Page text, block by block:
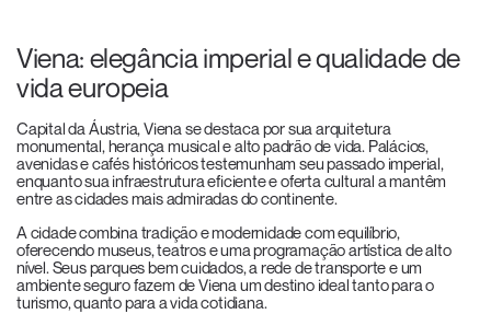
Viena: elegância imperial e qualidade de
vida europeia
Capital da Áustria, Viena se destaca por sua arquitetura
monumental, herança musical e alto padrão de vida. Palácios,
avenidas e cafés históricos testemunham seu passado imperial,
enquanto sua infraestrutura eficiente e oferta cultural a mantêm
entre as cidades mais admiradas do continente.
A cidade combina tradição e modernidade com equilíbrio,
oferecendo museus, teatros e uma programação artística de alto
nível. Seus parques bem cuidados, a rede de transporte e um
ambiente seguro fazem de Viena um destino ideal tanto para o
turismo, quanto para a vida cotidiana.